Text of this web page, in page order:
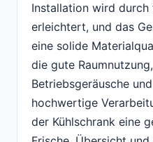
Installation wird durch
erleichtert, und das
eine solide
die gute
Betriebsgeräusche
hochwertige
der Kühlschrank eine